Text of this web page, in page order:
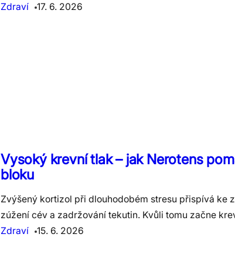
Zdraví
17. 6. 2026
Vysoký krevní tlak – jak Nerotens
bloku
Zvýšený kortizol při dlouhodobém stresu přispívá ke
zúžení cév a zadržování tekutin. Kvůli tomu začne
Zdraví
15. 6. 2026